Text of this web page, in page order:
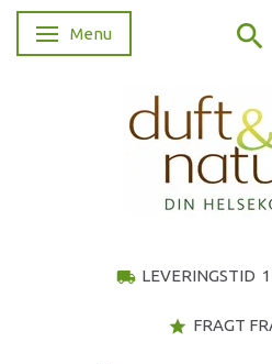
Skifte navigation
Menu
local_shipping LEVERINGSTID
star FRAGT